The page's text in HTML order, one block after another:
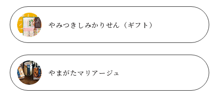
やみつきしみかりせん（ギフト）
やまがたマリアージュ